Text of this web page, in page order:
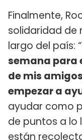
Finalmente,
solidaridad de
largo del país: “
semana para
de mis
empezar a
ayudar como
de puntos a lo
están